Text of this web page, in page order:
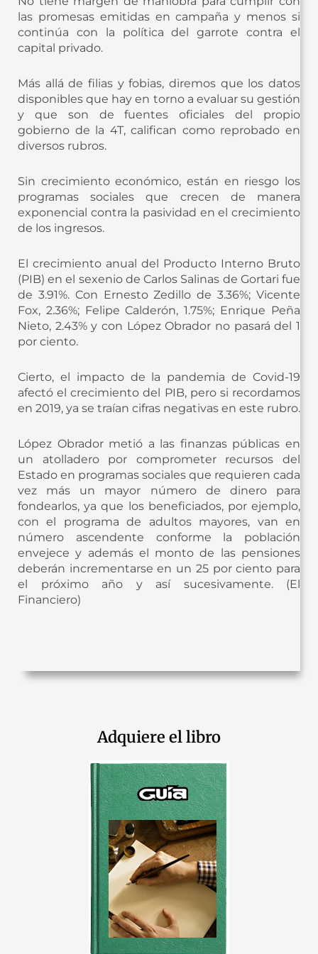
las promesas emitidas en campaña y menos si
continúa con la política del garrote contra el
capital privado.
Más allá de filias y fobias, diremos que los datos
disponibles que hay en torno a evaluar su gestión
y que son de fuentes oficiales del propio
gobierno de la 4T, califican como reprobado en
diversos rubros.
Sin crecimiento económico, están en riesgo los
programas sociales que crecen de manera
exponencial contra la pasividad en el crecimiento
de los ingresos.
El crecimiento anual del Producto Interno Bruto
(PIB) en el sexenio de Carlos Salinas de Gortari fue
de 3.91%. Con Ernesto Zedillo de 3.36%; Vicente
Fox, 2.36%; Felipe Calderón, 1.75%; Enrique Peña
Nieto, 2.43% y con López Obrador no pasará del 1
por ciento.
Cierto, el impacto de la pandemia de Covid-19
afectó el crecimiento del PIB, pero si recordamos
en 2019, ya se traían cifras negativas en este rubro.
López Obrador metió a las finanzas públicas en
un atolladero por comprometer recursos del
Estado en programas sociales que requieren cada
vez más un mayor número de dinero para
fondearlos, ya que los beneficiados, por ejemplo,
con el programa de adultos mayores, van en
número ascendente conforme la población
envejece y además el monto de las pensiones
deberán incrementarse en un 25 por ciento para
el próximo año y así sucesivamente. (El
Financiero)
Adquiere el libro